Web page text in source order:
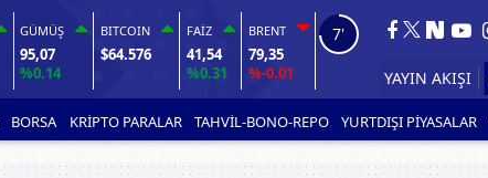
GÜMÜŞ
95,07
%0.14
BITCOIN
$64.576
FAİZ
41,54
%0.31
BRENT
79,35
%-0.01
6'
YAYIN AKIŞI
BORSA KRİPTO PARALAR TAHVİL-BONO-REPO YURTDIŞI PİYASALAR